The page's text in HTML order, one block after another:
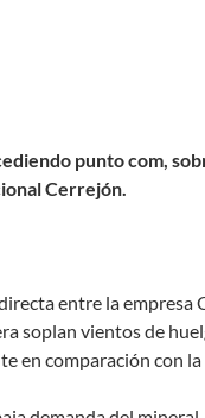
punto com,
Cerrejón.
entre la
soplan vientos de
en comparación con